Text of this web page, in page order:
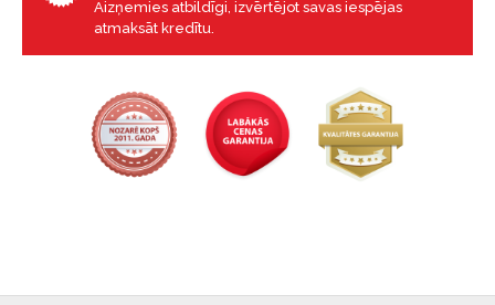
Aizņemies atbildīgi, izvērtējot savas iespējas
atmaksāt kredītu.